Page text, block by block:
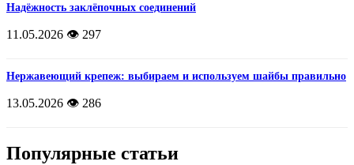
Надёжность заклёпочных соединений
11.05.2026 👁️ 297
Нержавеющий крепеж: выбираем и используем шайбы правильно
13.05.2026 👁️ 286
Популярные статьи